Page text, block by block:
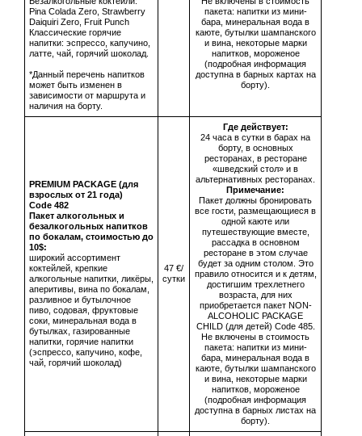
Pina Colada Zero, Strawberry
Daiquiri Zero, Fruit Punch
Классические горячие
напитки: эспрессо, капучино,
латте, чай, горячий шоколад.
*Данный перечень напитков
может быть изменен в
зависимости от маршрута и
наличия на борту.
пакета: напитки из мини-
бара, минеральная вода в
каюте, бутылки шампанского
и вина, некоторые марки
напитков, мороженое
(подробная информация
доступна в барных картах на
борту).
PREMIUM PACKAGE (для
взрослых от 21 года)
Сode 482
Пакет алкогольных и
безалкогольных напитков
по бокалам, стоимостью до
10$:
широкий ассортимент
коктейлей, крепкие
алкогольные напитки, ликёры,
аперитивы, вина по бокалам,
разливное и бутылочное
пиво, содовая, фруктовые
соки, минеральная вода в
бутылках, газированные
напитки, горячие напитки
(эспрессо, капучино, кофе,
чай, горячий шоколад)
47 €/
сутки
Где действует:
24 часа в сутки в барах на
борту, в основных
ресторанах, в ресторане
«шведский стол» и в
альтернативных ресторанах.
Примечание:
Пакет должны бронировать
все гости, размещающиеся в
одной каюте или
путешествующие вместе,
рассадка в основном
ресторане в этом случае
будет за одним столом. Это
правило относится и к детям,
достигшим трехлетнего
возраста, для них
приобретается пакет NON-
ALCOHOLIC PACKAGE
CHILD (для детей) Code 485.
Не включены в стоимость
пакета: напитки из мини-
бара, минеральная вода в
каюте, бутылки шампанского
и вина, некоторые марки
напитков, мороженое
(подробная информация
доступна в барных листах на
борту).